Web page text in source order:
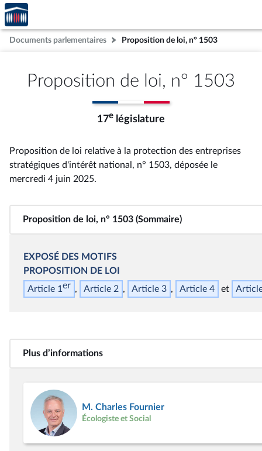
Aller au contenu
Aller en bas de la page
Accèder
à la
page
d'accueil
Documents parlementaires Proposition de loi, n° 1503
Proposition de loi, n° 1503
17e législature
Proposition de loi relative à la protection des entreprises
stratégiques d'intérêt national, n° 1503, déposée le
mercredi 4 juin 2025.
Proposition de loi, n° 1503 (Sommaire)
EXPOSÉ DES MOTIFS
PROPOSITION DE LOI
Article 1er Article 2 Article 3 Article 4
Plus d’informations
M. Charles Fournier
Écologiste et Social